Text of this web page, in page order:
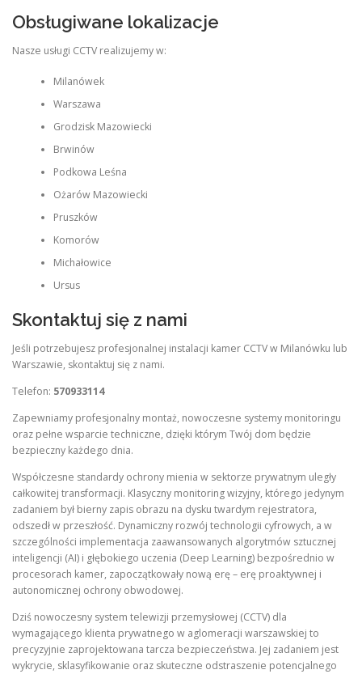
Obsługiwane lokalizacje
Nasze usługi CCTV realizujemy w:
Milanówek
Warszawa
Grodzisk Mazowiecki
Brwinów
Podkowa Leśna
Ożarów Mazowiecki
Pruszków
Komorów
Michałowice
Ursus
Skontaktuj się z nami
Jeśli potrzebujesz profesjonalnej instalacji kamer CCTV w Milanówku lub
Warszawie, skontaktuj się z nami.
Telefon: 570933114
Zapewniamy profesjonalny montaż, nowoczesne systemy monitoringu
oraz pełne wsparcie techniczne, dzięki którym Twój dom będzie
bezpieczny każdego dnia.
Współczesne standardy ochrony mienia w sektorze prywatnym uległy
całkowitej transformacji. Klasyczny monitoring wizyjny, którego jedynym
zadaniem był bierny zapis obrazu na dysku twardym rejestratora,
odszedł w przeszłość. Dynamiczny rozwój technologii cyfrowych, a w
szczególności implementacja zaawansowanych algorytmów sztucznej
inteligencji (AI) i głębokiego uczenia (Deep Learning) bezpośrednio w
procesorach kamer, zapoczątkowały nową erę – erę proaktywnej i
autonomicznej ochrony obwodowej.
Dziś nowoczesny system telewizji przemysłowej (CCTV) dla
wymagającego klienta prywatnego w aglomeracji warszawskiej to
precyzyjnie zaprojektowana tarcza bezpieczeństwa. Jej zadaniem jest
wykrycie, sklasyfikowanie oraz skuteczne odstraszenie potencjalnego